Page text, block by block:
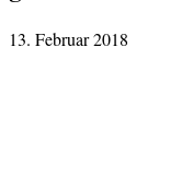
13. Februar 2018